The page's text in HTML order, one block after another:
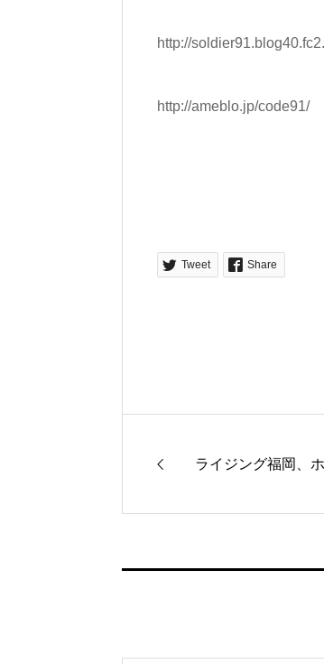
http://
http://ameblo.jp/code91/
Tweet Share
ライジング福岡、